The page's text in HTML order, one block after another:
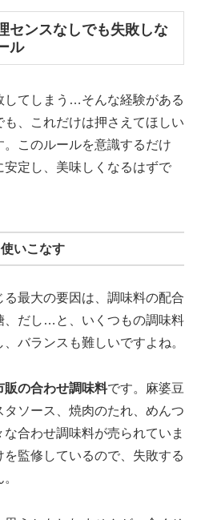
センスなしでも失敗しな
ル
してしまう…そんな経験がある
も、これだけは押さえてほしい
。このルールを意識するだけ
定し、美味しくなるはずで
いこなす
る最大の要因は、調味料の配合
、だし…と、いくつもの調味料
バランスも難しいですよね。
販の合わせ調味料です。麻婆豆
ソース、焼肉のたれ、めんつ
合わせ調味料が売られていま
監修しているので、失敗する